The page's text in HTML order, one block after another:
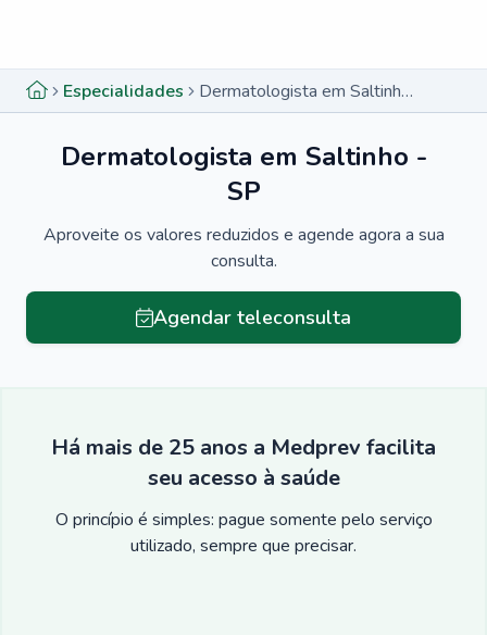
Especialidades Dermatologista em Saltinho - SP
Dermatologista em Saltinho -
SP
Aproveite os valores reduzidos e agende agora a sua
consulta.
Agendar teleconsulta
Há mais de 25 anos a Medprev facilita
seu acesso à saúde
O princípio é simples: pague somente pelo serviço
utilizado, sempre que precisar.